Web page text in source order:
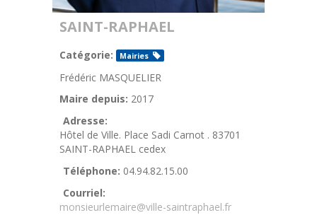
SAINT-RAPHAEL
Catégorie: Mairies
Frédéric MASQUELIER
Maire depuis: 2017
Adresse:
Hôtel de Ville. Place Sadi Carnot . 83701
SAINT-RAPHAEL cedex
Téléphone: 04.94.82.15.00
Courriel:
monsieurlemaire@ville-saintraphael.fr